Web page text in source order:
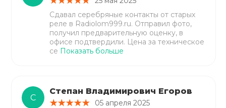
Сдавал серебряные контакты от старых
реле в Radiolom999.ru. Отправил фото,
получил предварительную оценку, в
офисе подтвердили. Цена за техническое
се Показать больше
С
Степан Владимирович Егоров
05 апреля 2025